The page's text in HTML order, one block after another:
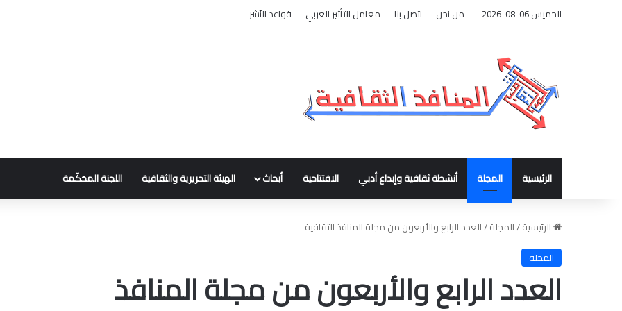
الخميس 06-08-2026 من نحن اتصل بنا معامل التأثير العربي قواعد النّشر
الرئيسية المجلة أنشطة ثقافية وإبداع أدبي الافتتاحية أبحاث الهيئة التحريرية والثقافية اللجنة المحَكّمة
الرئيسية/المجلة/العدد الرابع والأربعون من مجلة المنافذ الثقافية
المجلة
العدد الرابع والأربعون من مجلة المنافذ